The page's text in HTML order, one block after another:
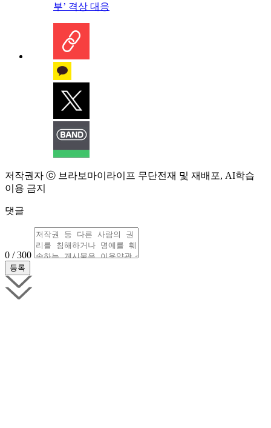
부’ 격상 대응
저작권자 ⓒ 브라보마이라이프 무단전재 및 재배포, AI학습
이용 금지
댓글
0 / 300